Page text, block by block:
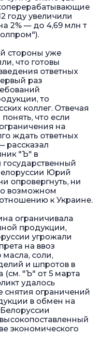
году увеличили
2% — до 4,69 млн т
стороны уже
что готовы
ответных
раз
то
коллег. Отвечая
что если
на
ждать ответных
рассказал
"Ъ" в
государственный
Юрий
опровергнуть, ни
возможном
к Украине.
ограничивала
продукции,
угрожали
на ввоз
масла, соли,
и шпротов в
(см. "Ъ" от 5 марта
удалось
снятия ограничений
в обмен на
экономического